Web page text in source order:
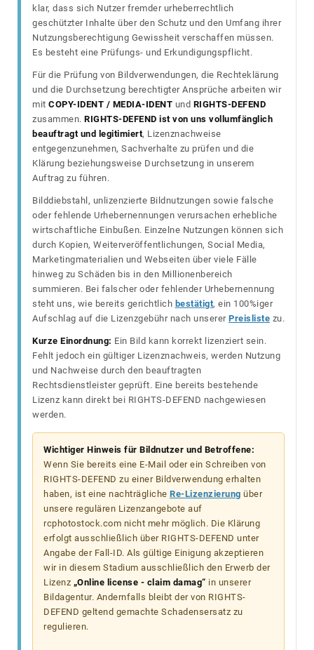
klar, dass sich Nutzer fremder urheberrechtlich
geschützter Inhalte über den Schutz und den Umfang ihrer
Nutzungsberechtigung Gewissheit verschaffen müssen.
Es besteht eine Prüfungs- und Erkundigungspflicht.
Für die Prüfung von Bildverwendungen, die Rechteklärung
und die Durchsetzung berechtigter Ansprüche arbeiten wir
mit COPY-IDENT / MEDIA-IDENT und RIGHTS-DEFEND
zusammen. RIGHTS-DEFEND ist von uns vollumfänglich
beauftragt und legitimiert, Lizenznachweise
entgegenzunehmen, Sachverhalte zu prüfen und die
Klärung beziehungsweise Durchsetzung in unserem
Auftrag zu führen.
Bilddiebstahl, unlizenzierte Bildnutzungen sowie falsche
oder fehlende Urhebernennungen verursachen erhebliche
wirtschaftliche Einbußen. Einzelne Nutzungen können sich
durch Kopien, Weiterveröffentlichungen, Social Media,
Marketingmaterialien und Webseiten über viele Fälle
hinweg zu Schäden bis in den Millionenbereich
summieren. Bei falscher oder fehlender Urhebernennung
steht uns, wie bereits gerichtlich bestätigt, ein 100%iger
Aufschlag auf die Lizenzgebühr nach unserer Preisliste zu.
Kurze Einordnung: Ein Bild kann korrekt lizenziert sein.
Fehlt jedoch ein gültiger Lizenznachweis, werden Nutzung
und Nachweise durch den beauftragten
Rechtsdienstleister geprüft. Eine bereits bestehende
Lizenz kann direkt bei RIGHTS-DEFEND nachgewiesen
werden.
Wichtiger Hinweis für Bildnutzer und Betroffene:
Wenn Sie bereits eine E-Mail oder ein Schreiben von
RIGHTS-DEFEND zu einer Bildverwendung erhalten
haben, ist eine nachträgliche Re-Lizenzierung über
unsere regulären Lizenzangebote auf
rcphotostock.com nicht mehr möglich. Die Klärung
erfolgt ausschließlich über RIGHTS-DEFEND unter
Angabe der Fall-ID. Als gültige Einigung akzeptieren
wir in diesem Stadium ausschließlich den Erwerb der
Lizenz „Online license - claim damag“ in unserer
Bildagentur. Andernfalls bleibt der von RIGHTS-
DEFEND geltend gemachte Schadensersatz zu
regulieren.